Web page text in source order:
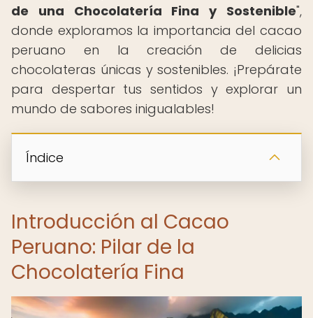
de una Chocolatería Fina y Sostenible",
donde exploramos la importancia del cacao
peruano en la creación de delicias
chocolateras únicas y sostenibles. ¡Prepárate
para despertar tus sentidos y explorar un
mundo de sabores inigualables!
Índice
Introducción al Cacao
Peruano: Pilar de la
Chocolatería Fina